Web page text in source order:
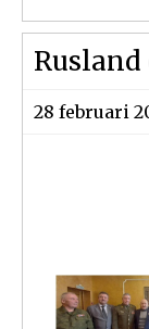
Rusland
28 februari